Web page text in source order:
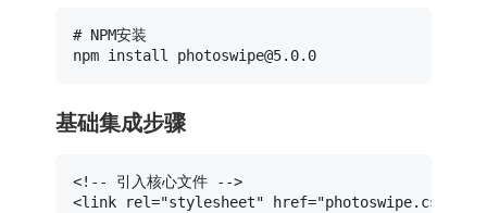
# NPM安装
基础集成步骤
<!-- 引入核心文件 -->
<link rel="stylesheet" href="photoswipe.css"